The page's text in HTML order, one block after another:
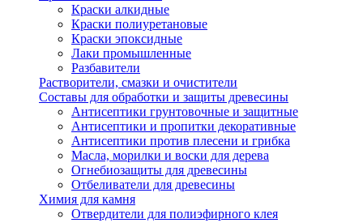
Краски алкидные
Краски полиуретановые
Краски эпоксидные
Лаки промышленные
Разбавители
Растворители, смазки и очистители
Составы для обработки и защиты древесины
Антисептики грунтовочные и защитные
Антисептики и пропитки декоративные
Антисептики против плесени и грибка
Масла, морилки и воски для дерева
Огнебиозащиты для древесины
Отбеливатели для древесины
Химия для камня
Отвердители для полиэфирного клея